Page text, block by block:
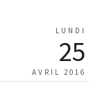
LUNDI
25
AVRIL 2016